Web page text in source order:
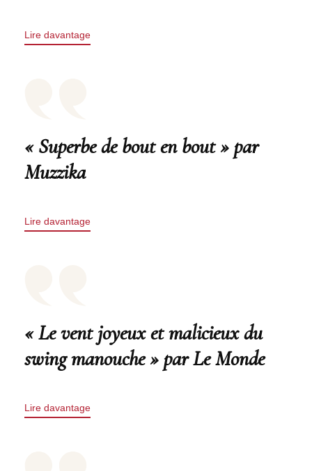
Lire davantage
« Superbe de bout en bout » par
Muzzika
Lire davantage
« Le vent joyeux et malicieux du
swing manouche » par Le Monde
Lire davantage